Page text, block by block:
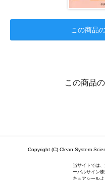
この商品
この商品
Copyright (C) Clean System
当サイトでは
ーバルサイン
キュアシール